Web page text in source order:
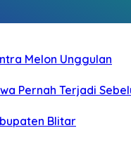
Melon Unggulan
Pernah Terjadi
Blitar